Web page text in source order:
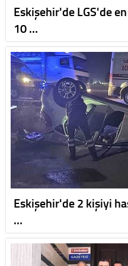
Eskişehir'de LGS'de
10 …
Eskişehir'de 2 kişiyi
…